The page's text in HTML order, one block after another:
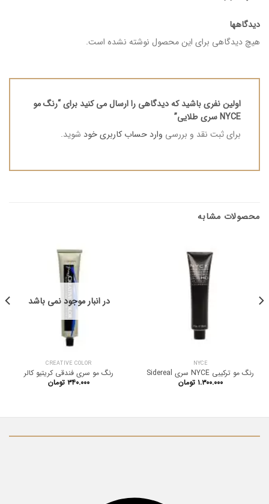
دیدگاهها
هیچ دیدگاهی برای این محصول نوشته نشده است.
اولین نفری باشید که دیدگاهی را ارسال می کنید برای “رنگ مو
NYCE سری طلایی”
برای ثبت نقد و بررسی وارد حساب کاربری خود شوید.
محصولات مشابه
NYCE
رنگ مو ترکیبی NYCE سری Sidereal
۱.۳۰۰.۰۰۰ تومان
در انبار موجود نمی باشد
CREATIVE COLOR
رنگ مو سری فندقی کریتیو کالر
۳۴۰.۰۰۰ تومان